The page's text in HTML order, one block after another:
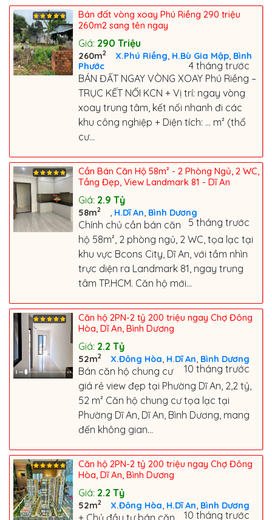
Bán đất vòng xoay Phú Riềng 290 triệu
260m2 sang tên ngay
Giá: 290 Triệu
260m2 X.Phú Riềng H.Bù Gia Mập Bình
Phước
4 tháng trước
BÁN ĐẤT NGAY VÒNG XOAY Phú Riềng –
TRỤC KẾT NỐI KCN + Vị trí: ngay vòng
xoay trung tâm, kết nối nhanh đi các
khu công nghiệp + Diện tích: … m² (thổ
cư...
Cần Bán Căn Hộ 58m² - 2 Phòng Ngủ, 2 WC,
Tầng Đẹp, View Landmark 81 - Dĩ An
Giá: 2.9 Tỷ
58m2 H.Dĩ An Bình Dương
5 tháng trước
Chính chủ cần bán căn
hộ 58m², 2 phòng ngủ, 2 WC, tọa lạc tại
khu vực Bcons City, Dĩ An, với tầm nhìn
trực diện ra Landmark 81, ngay trung
tâm TP.HCM. Căn hộ mới...
Căn hộ 2PN-2 tỷ 200 triệu ngay Chợ Đông
Hòa, Dĩ An, Bình Dương
Giá: 2.2 Tỷ
52m2 X.Đông Hòa H.Dĩ An Bình Dương
10 tháng trước
Bán căn hộ chung cư
giá rẻ view đẹp tại Phường Dĩ An, 2,2 tỷ,
52 m² Căn hộ chung cư tọa lạc tại
Phường Dĩ An, Dĩ An, Bình Dương, mang
đến không gian...
Căn hộ 2PN-2 tỷ 200 triệu ngay Chợ Đông
Hòa, Dĩ An, Bình Dương
Giá: 2.2 Tỷ
52m2 X.Đông Hòa H.Dĩ An Bình Dương
10 tháng trước
+ Chủ đầu tư bán căn